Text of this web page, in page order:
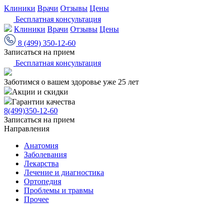
Клиники Врачи Отзывы Цены
Бесплатная консультация
Клиники Врачи Отзывы Цены
8 (499) 350-12-60
Записаться на прием
Бесплатная консультация
Заботимся о вашем здоровье уже 25 лет
Акции и скидки
Гарантии качества
8(499)350-12-60
Записаться на прием
Направления
Анатомия
Заболевания
Лекарства
Лечение и диагностика
Ортопедия
Проблемы и травмы
Прочее